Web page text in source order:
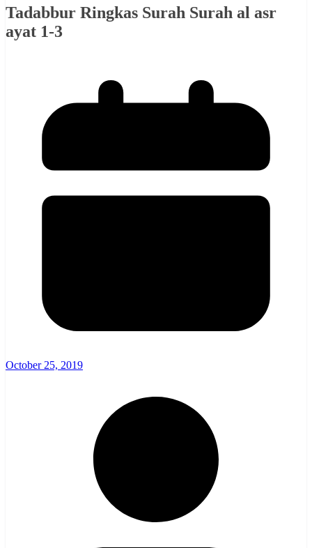
Tadabbur Ringkas Surah Surah al asr
ayat 1-3
October 25, 2019